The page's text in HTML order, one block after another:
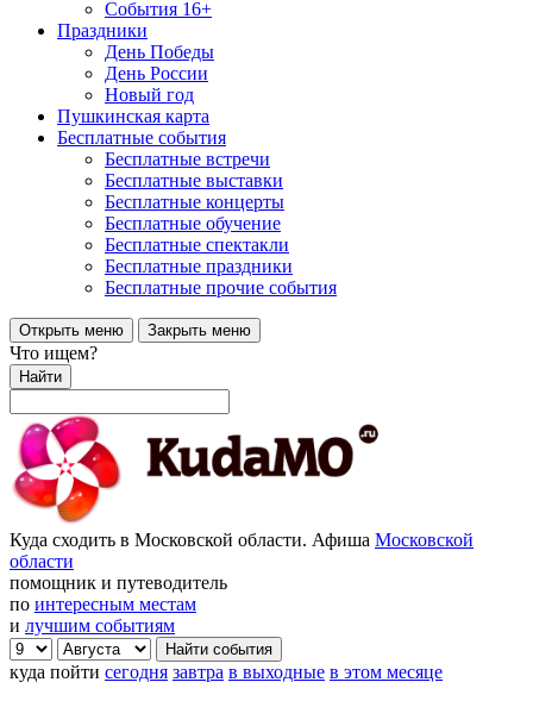
События 16+
Праздники
День Победы
День России
Новый год
Пушкинская карта
Бесплатные события
Бесплатные встречи
Бесплатные выставки
Бесплатные концерты
Бесплатные обучение
Бесплатные спектакли
Бесплатные праздники
Бесплатные прочие события
Открыть меню Закрыть меню
Что ищем?
Найти
Куда сходить в Московской области. Афиша Московской
области
помощник и путеводитель
по интересным местам
и лучшим событиям
куда пойти сегодня завтра в выходные в этом месяце